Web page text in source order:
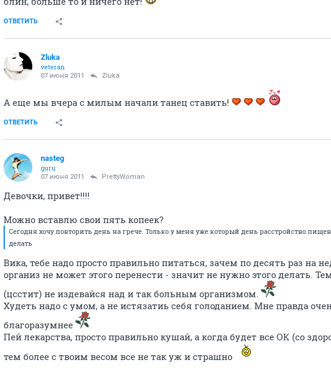
ОТВЕТИТЬ
Zluka
veteran
07 июня 2011 Zluka
А еще мы вчера с милым начали танец ставить!
ОТВЕТИТЬ
nasteg
guru
07 июня 2011 PrettyWoman
Девочки, привет!!!!
Можно вставлю свои пять копеек?
Сегодня хочу повторить день на грече. Только у меня уже который день расстройство
делать
Вика, тебе надо просто правильно питаться, зачем по десять раз на
организ не может этого перенести - значит не нужно этого делать.
(цсстит) не издевайся над и так больным организмом.
Худеть надо с умом, а не истязатиь себя голоданием. Мне правда
благоразумнее
Пей лекарства, просто правильно кушай, а когда будет все ОК (со
тем более с твоим весом все не так уж и страшно